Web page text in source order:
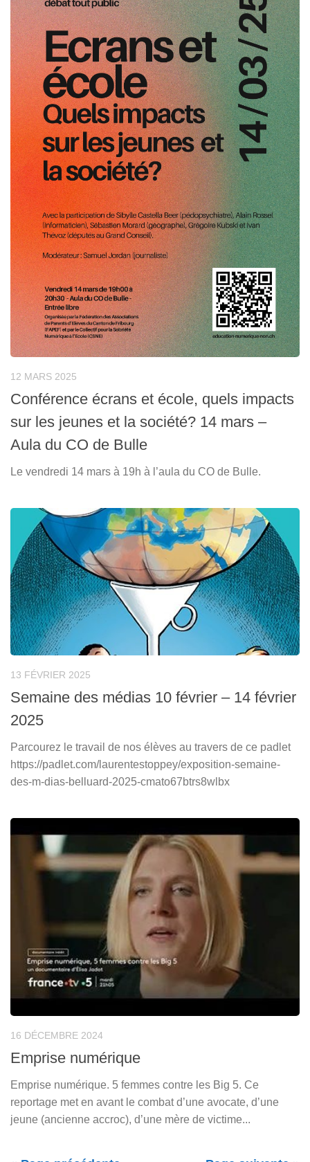
12 MARS 2025
Conférence écrans et école, quels impacts
sur les jeunes et la société? 14 mars –
Aula du CO de Bulle
Le vendredi 14 mars à 19h à l’aula du CO de Bulle.
13 FÉVRIER 2025
Semaine des médias 10 février – 14 février
2025
Parcourez le travail de nos élèves au travers de ce padlet
https://padlet.com/laurentestoppey/exposition-semaine-
des-m-dias-belluard-2025-cmato67btrs8wlbx
16 DÉCEMBRE 2024
Emprise numérique
Emprise numérique. 5 femmes contre les Big 5. Ce
reportage met en avant le combat d’une avocate, d’une
jeune (ancienne accroc), d’une mère de victime...